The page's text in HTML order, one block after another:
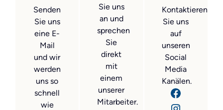
Senden
Sie uns
eine E-
Mail
und wir
werden
uns so
schnell
wie
Sie uns
an und
sprechen
Sie
direkt
mit
einem
unserer
Mitarbeiter.
Kontaktieren
Sie uns
auf
unseren
Social
Media
Kanälen.